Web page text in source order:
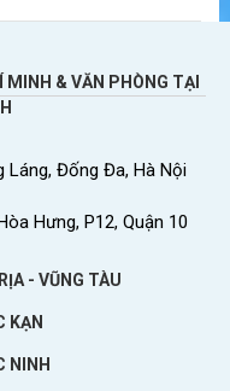
MINH & VĂN PHÒNG TẠI
Láng, Đống Đa, Hà Nội
Hưng, P12, Quận 10
- VŨNG TÀU
KẠN
NINH